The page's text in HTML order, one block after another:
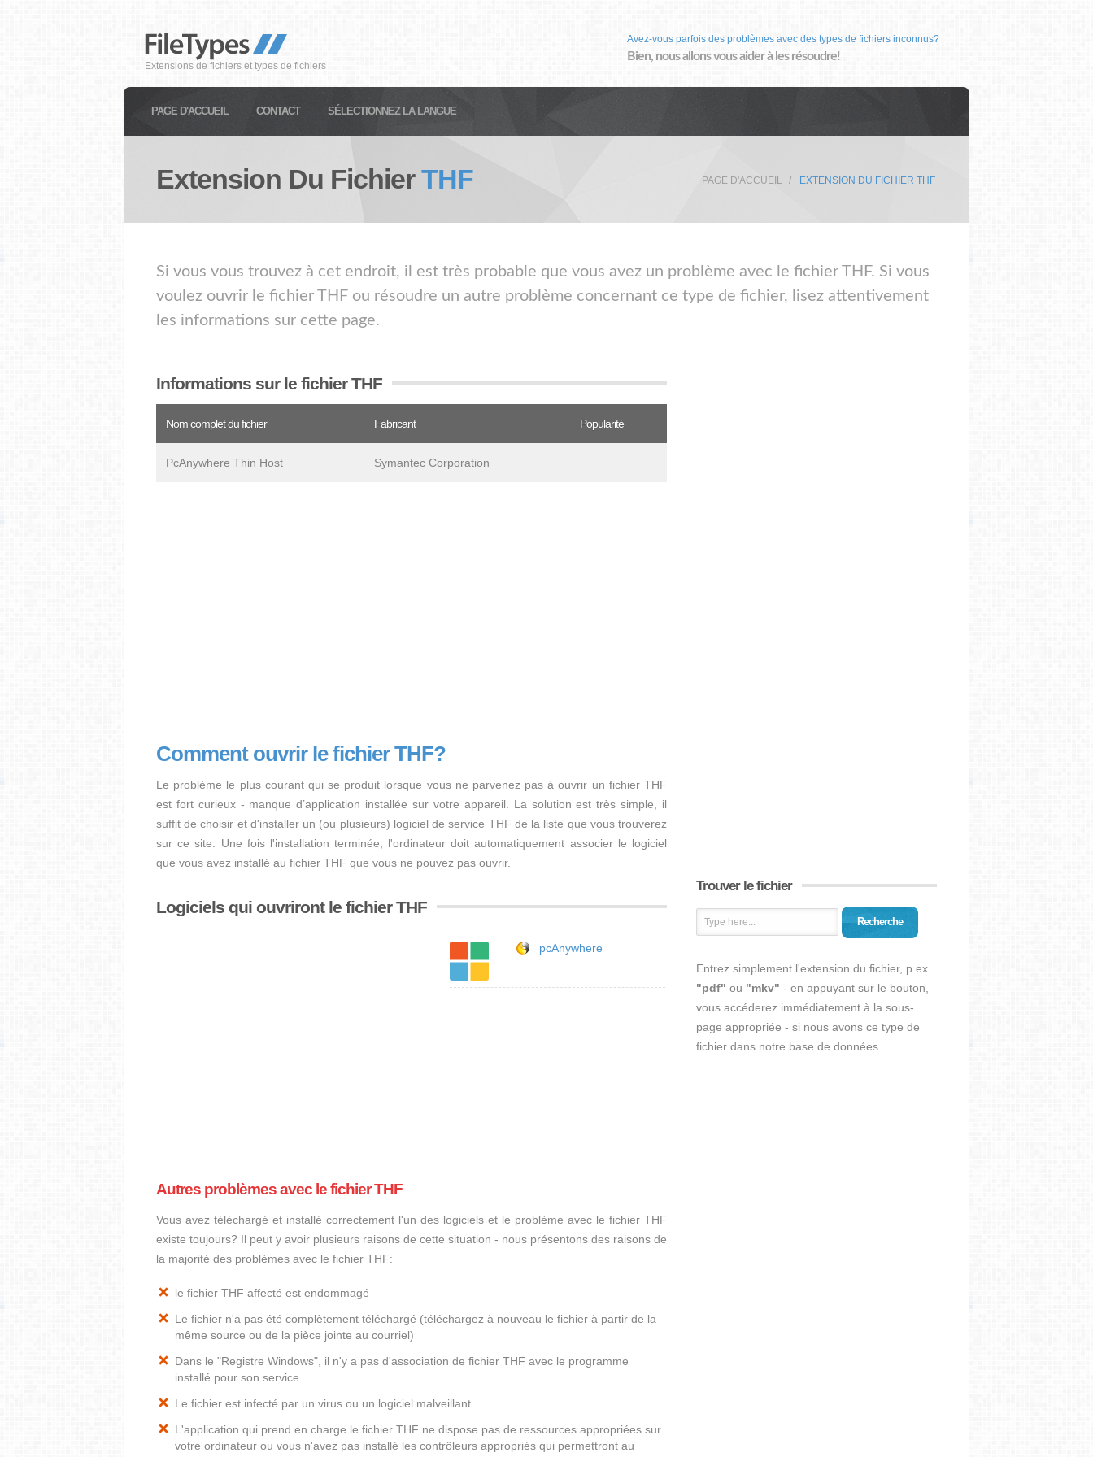
Extensions de fichiers et types de fichiers
Avez-vous parfois des problèmes avec des types de fichiers inconnus?
Bien, nous allons vous aider à les résoudre!
PAGE D'ACCUEIL CONTACT SÉLECTIONNEZ LA LANGUE
Extension Du FichierTHF PAGE D'ACCUEIL EXTENSION DU FICHIER THF
Si vous vous trouvez à cet endroit, il est très probable que vous avez un problème avec le fichier THF. Si vous
voulez ouvrir le fichier THF ou résoudre un autre problème concernant ce type de fichier, lisez attentivement
les informations sur cette page.
Informations sur le fichier THF
Nom complet du fichier Fabricant Popularité
PcAnywhere Thin Host Symantec Corporation
Comment ouvrir le fichier THF?
Le problème le plus courant qui se produit lorsque vous ne parvenez pas à ouvrir un fichier THF
est fort curieux - manque d’application installée sur votre appareil. La solution est très simple, il
suffit de choisir et d'installer un (ou plusieurs) logiciel de service THF de la liste que vous trouverez
sur ce site. Une fois l'installation terminée, l'ordinateur doit automatiquement associer le logiciel
que vous avez installé au fichier THF que vous ne pouvez pas ouvrir.
Logiciels qui ouvriront le fichier THF
pcAnywhere
Autres problèmes avec le fichier THF
Vous avez téléchargé et installé correctement l'un des logiciels et le problème avec le fichier THF
existe toujours? Il peut y avoir plusieurs raisons de cette situation - nous présentons des raisons de
la majorité des problèmes avec le fichier THF:
le fichier THF affecté est endommagé
Le fichier n'a pas été complètement téléchargé (téléchargez à nouveau le fichier à partir de la
même source ou de la pièce jointe au courriel)
Dans le "Registre Windows", il n'y a pas d'association de fichier THF avec le programme
installé pour son service
Le fichier est infecté par un virus ou un logiciel malveillant
L'application qui prend en charge le fichier THF ne dispose pas de ressources appropriées sur
votre ordinateur ou vous n'avez pas installé les contrôleurs appropriés qui permettront au
Trouver le fichier
Recherche
Entrez simplement l'extension du fichier, p.ex.
"pdf" ou "mkv" - en appuyant sur le bouton,
vous accéderez immédiatement à la sous-
page appropriée - si nous avons ce type de
fichier dans notre base de données.